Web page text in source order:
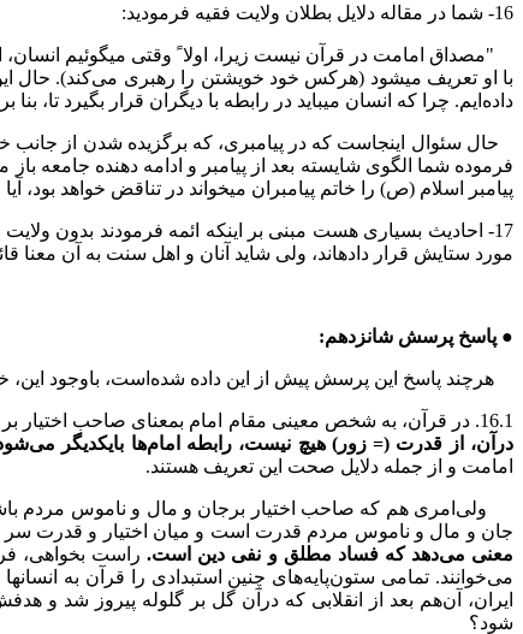
16- شما در مقاله دلایل بطلان ولایت فقیه فرمودید:
"مصداق امامت در قرآن نیست زیرا، اولا ً وقتی میگوئیم
با او تعریف میشود (هرکس خود خویشتن را رهبری می‌کند). حال این
داده‌ایم. چرا که انسان میباید در رابطه با دیگران قرار بگیرد تا، بنا بر
حال سئوال اینجاست که در پیامبری، که برگزیده شدن از جانب
فرموده شما الگوی شایسته بعد از پیامبر و ادامه دهنده جامعه
پیامبر اسلام (ص) را خاتم پیامبران میخواند در تناقض خواهد بود،
17- احادیث بسیاری هست مبنی بر اینکه ائمه فرمودند بدون
مورد ستایش قرار دادهاند، ولی شاید آنان و اهل سنت به آن معنا
● پاسخ پرسش‌‌ شانزدهم:
هرچند پاسخ این پرسش پیش از این داده شده‌است، باوجود
16.1. در قرآن، به شخص معینی مقام امام بمعنای صاحب اختیار بر جان و مال و ناموس مردم، داده نشده‌است.
در ن، از قدرت (= زور) هیچ نیست، رابطه امام‌ها بایکدیگر
امامت و از جمله دلایل صحت این تعریف هستند.
ولی‌امری هم که صاحب اختیار برجان و مال و ناموس مردم
جان و مال و ناموس مردم قدرت است و میان اختیار و قدرت سر
معنی می‌دهد که فساد مطلق و نفی دین است.راست بخواهی،
می‌خوانند. تمامی ستون‌پایه‌های چنین استبدادی را قرآن به
ایران، آن‌هم بعد از انقلابی که درآن گل بر گلوله پیروز شد
شود؟